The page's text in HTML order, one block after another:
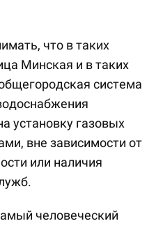
что в таких
Минская и в таких
система
установку газовых
вне зависимости от
или наличия
человеческий